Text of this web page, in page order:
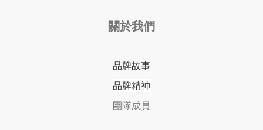
關於我們
品牌故事
品牌精神
團隊成員